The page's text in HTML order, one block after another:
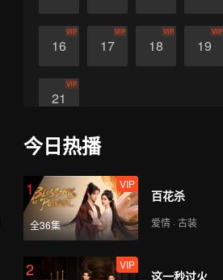
16
VIP
17
VIP
18
VIP
19
VIP
21
VIP
今日热播
1
全36集
VIP
百花杀
爱情 · 古装
2 VIP
这一秒过火